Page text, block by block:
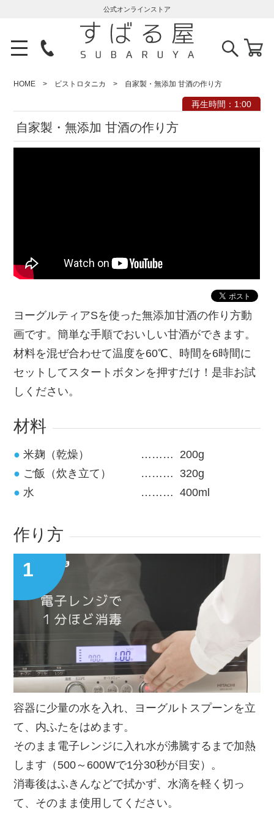
公式オンラインストア
HOME ビストロタニカ 自家製・無添加 甘酒の作り方
再生時間：1:00
自家製・無添加 甘酒の作り方
ヨーグルティアSを使った無添加甘酒の作り方動
画です。簡単な手順でおいしい甘酒ができます。
材料を混ぜ合わせて温度を60℃、時間を6時間に
セットしてスタートボタンを押すだけ！是非お試
しください。
材料
米麹（乾燥）
200g
ご飯（炊き立て）
320g
水
400ml
作り方
容器に少量の水を入れ、ヨーグルトスプーンを立
て、内ふたをはめます。
そのまま電子レンジに入れ水が沸騰するまで加熱
します（500～600Wで1分30秒が目安）。
消毒後はふきんなどで拭かず、水滴を軽く切っ
て、そのまま使用してください。